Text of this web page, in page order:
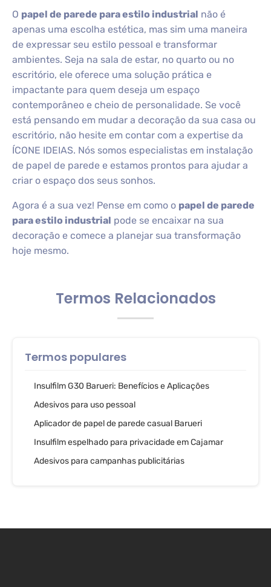
O papel de parede para estilo industrial não é
apenas uma escolha estética, mas sim uma maneira
de expressar seu estilo pessoal e transformar
ambientes. Seja na sala de estar, no quarto ou no
escritório, ele oferece uma solução prática e
impactante para quem deseja um espaço
contemporâneo e cheio de personalidade. Se você
está pensando em mudar a decoração da sua casa ou
escritório, não hesite em contar com a expertise da
ÍCONE IDEIAS. Nós somos especialistas em instalação
de papel de parede e estamos prontos para ajudar a
criar o espaço dos seus sonhos.
Agora é a sua vez! Pense em como o papel de parede
para estilo industrial pode se encaixar na sua
decoração e comece a planejar sua transformação
hoje mesmo.
Termos Relacionados
Termos populares
Insulfilm G30 Barueri: Benefícios e Aplicações
Adesivos para uso pessoal
Aplicador de papel de parede casual Barueri
Insulfilm espelhado para privacidade em Cajamar
Adesivos para campanhas publicitárias